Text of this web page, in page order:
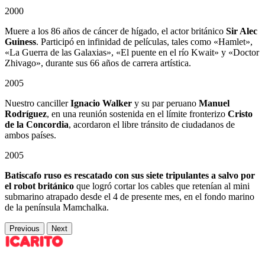
2000
Muere a los 86 años de cáncer de hígado, el actor británico Sir Alec
Guiness. Participó en infinidad de películas, tales como «Hamlet»,
«La Guerra de las Galaxias», «El puente en el río Kwait» y «Doctor
Zhivago», durante sus 66 años de carrera artística.
2005
Nuestro cancillerIgnacio Walker y su par peruano Manuel
Rodríguez, en una reunión sostenida en el límite fronterizo Cristo
de la Concordia, acordaron el libre tránsito de ciudadanos de
ambos países.
2005
Batiscafo ruso es rescatado con sus siete tripulantes a salvo por
el robot británico que logró cortar los cables que retenían al mini
submarino atrapado desde el 4 de presente mes, en el fondo marino
de la península Mamchalka.
Previous Next